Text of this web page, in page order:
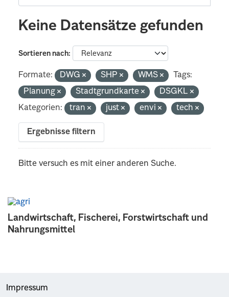
Landwirtschaft, Fischerei, Forstwirtschaft und
Nahrungsmittel
Keine Datensätze gefunden
Sortieren nach
Formate: DWG SHP WMS
Tags:
Planung
Stadtgrundkarte
DSGKL
Kategorien:
tran just envi tech
Ergebnisse filtern
Bitte versuch es mit einer anderen Suche.
Impressum